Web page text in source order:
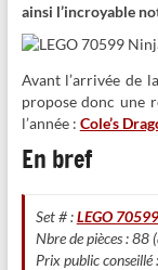
ainsi l’incroyable
Avant l’arrivée de
propose donc une
l’année : Cole’s
En bref
Set # :LEGO
Nbre de pièces : 88
Prix public